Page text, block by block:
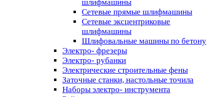
шлифмашины
Сетевые прямые шлифмашины
Сетевые эксцентриковые
шлифмашины
Шлифовальные машины по бетону
Электро- фрезеры
Электро- рубанки
Электрические строительные фены
Заточные станки, настольные точила
Наборы электро- инструмента